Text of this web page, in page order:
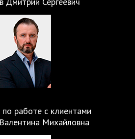
работе с клиентами
Михайловна